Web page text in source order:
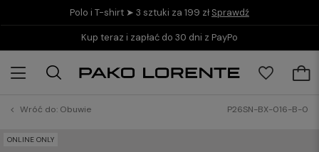
Polo i T-shirt ➤ 3 sztuki za 199 zł Sprawdź
Kup teraz i zapłać do 30 dni z PayPo
Wróć do: Obuwie P26SN-BX-016-B-0
ONLINE ONLY